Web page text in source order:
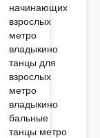
начинающих
взрослых
метро
владыкино
танцы для
взрослых
метро
владыкино
бальные
танцы метро